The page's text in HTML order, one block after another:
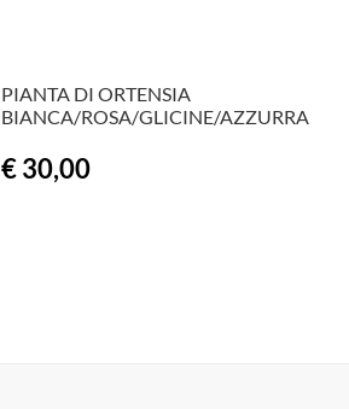
PIANTA DI ORTENSIA
BIANCA/ROSA/GLICINE/AZZURRA
€ 30,00